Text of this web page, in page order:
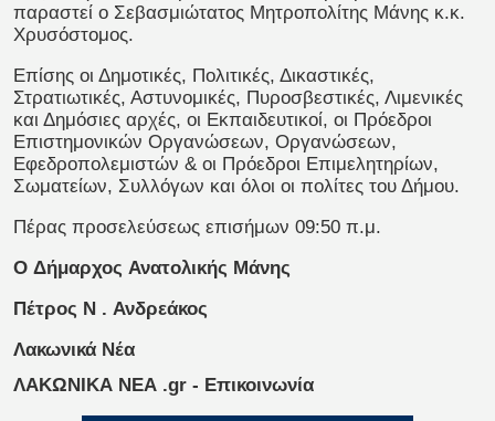
παραστεί ο Σεβασμιώτατος Μητροπολίτης Μάνης κ.κ.
Χρυσόστομος.
Επίσης οι Δημοτικές, Πολιτικές, Δικαστικές,
Στρατιωτικές, Αστυνομικές, Πυροσβεστικές, Λιμενικές
και Δημόσιες αρχές, οι Εκπαιδευτικοί, οι Πρόεδροι
Επιστημονικών Οργανώσεων, Οργανώσεων,
Εφεδροπολεμιστών & οι Πρόεδροι Επιμελητηρίων,
Σωματείων, Συλλόγων και όλοι οι πολίτες του Δήμου.
Πέρας προσελεύσεως επισήμων 09:50 π.μ.
Ο Δήμαρχος Ανατολικής Μάνης
Πέτρος Ν . Ανδρεάκος
Λακωνικά Νέα
ΛΑΚΩΝΙΚΑ ΝΕΑ .gr - Επικοινωνία